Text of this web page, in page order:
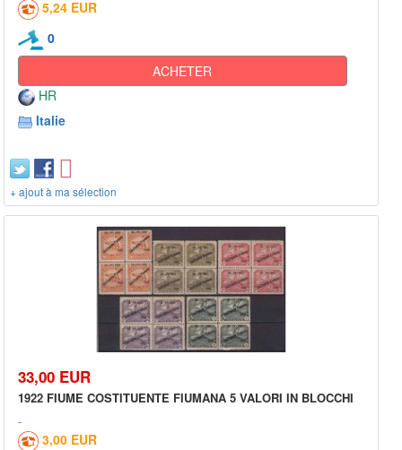
5,24 EUR
0
ACHETER
HR
Italie
+ ajout à ma sélection
33,00 EUR
1922 FIUME COSTITUENTE FIUMANA 5 VALORI IN BLOCCHI
3,00 EUR